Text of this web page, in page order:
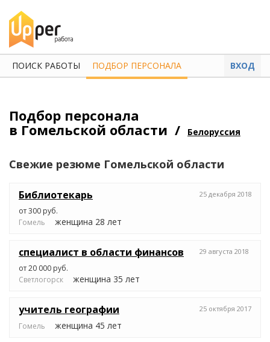
ПОИСК РАБОТЫ ПОДБОР ПЕРСОНАЛА ВХОД
Подбор персонала
в Гомельской области /
Белоруссия
Свежие резюме Гомельской области
25 декабря 2018
Библиотекарь
от 300 руб.
Гомель
женщина 28 лет
29 августа 2018
специалист в области финансов
от 20 000 руб.
Светлогорск
женщина 35 лет
25 октября 2017
учитель географии
Гомель женщина 45 лет